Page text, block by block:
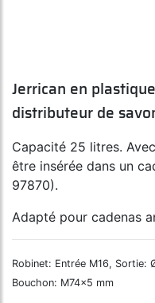
Jerrican en
distributeur de
Capacité 25 litres.
être insérée dans un
97870).
Adapté pour cadenas
Robinet: Entrée M16, Sortie:
Bouchon: M74x5 mm